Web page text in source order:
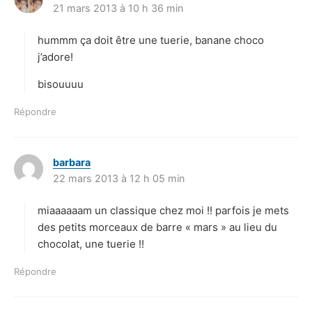
i
21 mars 2013 à 10 h 36 min
hummm ça doit être une tuerie, banane choco
j’adore!
bisouuuu
Répondre
barbara
i
:
22 mars 2013 à 12 h 05 min
miaaaaaam un classique chez moi !! parfois je mets
des petits morceaux de barre « mars » au lieu du
chocolat, une tuerie !!
Répondre